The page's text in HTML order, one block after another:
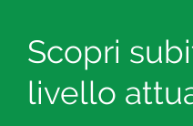
Scopri
livello